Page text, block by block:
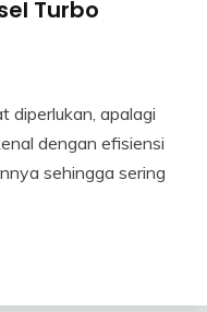
Turbo
diperlukan, apalagi
dengan efisiensi
sehingga sering